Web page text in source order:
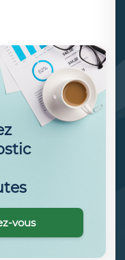
vous